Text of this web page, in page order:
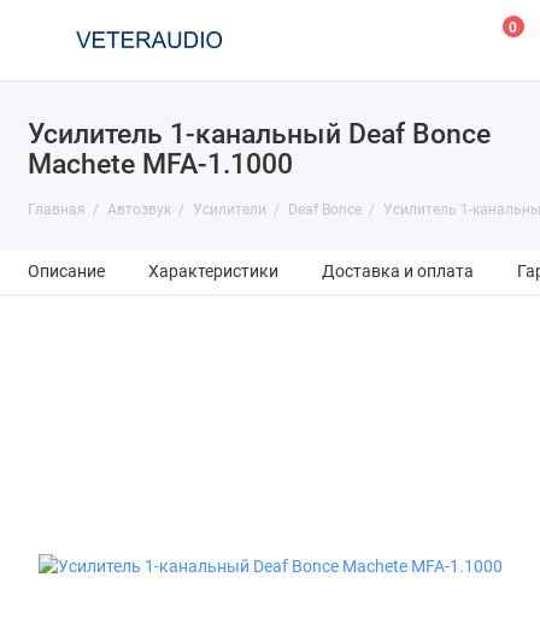
0
Усилитель 1-канальный Deaf Bonce
Machete MFA-1.1000
Главная Автозвук Усилители Deaf Bonce Усилитель 1-
Описание Характеристики Доставка и оплата